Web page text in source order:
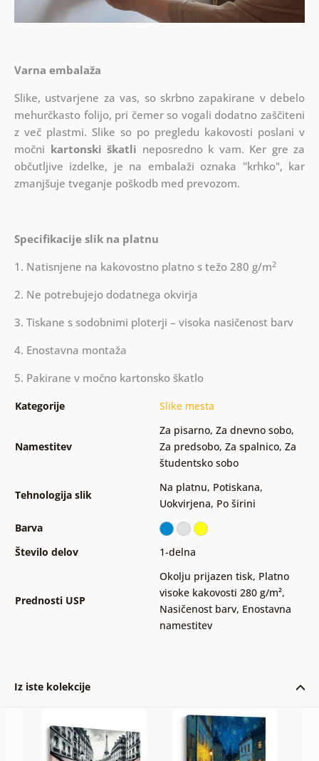
Varna embalaža
Slike, ustvarjene za vas, so skrbno zapakirane v debelo
mehurčkasto folijo, pri čemer so vogali dodatno zaščiteni
z več plastmi. Slike so po pregledu kakovosti poslani v
močni kartonski škatli neposredno k vam. Ker gre za
občutljive izdelke, je na embalaži oznaka "krhko", kar
zmanjšuje tveganje poškodb med prevozom.
Specifikacije slik na platnu
1. Natisnjene na kakovostno platno s težo 280 g/m2
2. Ne potrebujejo dodatnega okvirja
3. Tiskane s sodobnimi ploterji – visoka nasičenost barv
4. Enostavna montaža
5. Pakirane v močno kartonsko škatlo
Kategorije Slike mesta
Namestitev
Za pisarno, Za dnevno sobo,
Za predsobo, Za spalnico, Za
študentsko sobo
Tehnologija slik
Na platnu, Potiskana,
Uokvirjena, Po širini
Barva
Število delov
1-delna
Prednosti USP
Okolju prijazen tisk, Platno
visoke kakovosti 280 g/m²,
Nasičenost barv, Enostavna
namestitev
Iz iste kolekcije